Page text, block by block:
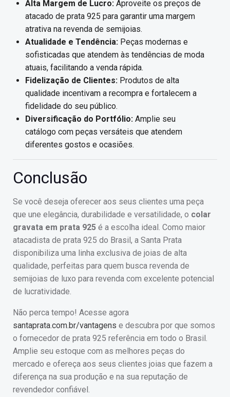
Alta Margem de Lucro: Aproveite os preços de
atacado de prata 925 para garantir uma margem
atrativa na revenda de semijoias.
Atualidade e Tendência: Peças modernas e
sofisticadas que atendem às tendências de moda
atuais, facilitando a venda rápida.
Fidelização de Clientes: Produtos de alta
qualidade incentivam a recompra e fortalecem a
fidelidade do seu público.
Diversificação do Portfólio: Amplie seu
catálogo com peças versáteis que atendem
diferentes gostos e ocasiões.
Conclusão
Se você deseja oferecer aos seus clientes uma peça
que une elegância, durabilidade e versatilidade, o colar
gravata em prata 925 é a escolha ideal. Como maior
atacadista de prata 925 do Brasil, a Santa Prata
disponibiliza uma linha exclusiva de joias de alta
qualidade, perfeitas para quem busca revenda de
semijoias de luxo para revenda com excelente potencial
de lucratividade.
Não perca tempo! Acesse agora
santaprata.com.br/vantagens e descubra por que somos
o fornecedor de prata 925 referência em todo o Brasil.
Amplie seu estoque com as melhores peças do
mercado e ofereça aos seus clientes joias que fazem a
diferença na sua produção e na sua reputação de
revendedor confiável.